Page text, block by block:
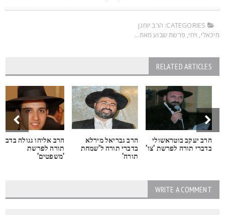
CATEGORIES:
הרב יוחנן
,ויחי,פרשת שבוע מאת...
RELATED ARTICLES
הרב יעקב בוטראשולי
בדברי תורה לפרשת 'צו'
הרב גבריאל מירלא
בדברי תורה ל'שמחת
תורה'
הרב אליהו גגולה בדברי
תורה לפרשת
'משפטים'
WRITE A COMMENT